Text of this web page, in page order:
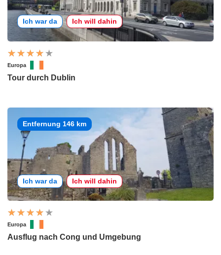
Ich war da Ich will dahin
Europa
Tour durch Dublin
Entfernung 146 km
Ich war da Ich will dahin
Europa
Ausflug nach Cong und Umgebung